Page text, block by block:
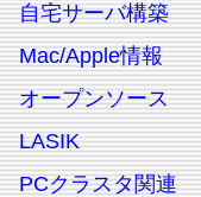
自宅サーバ構築
Mac/Apple情報
オープンソース
LASIK
PCクラスタ関連